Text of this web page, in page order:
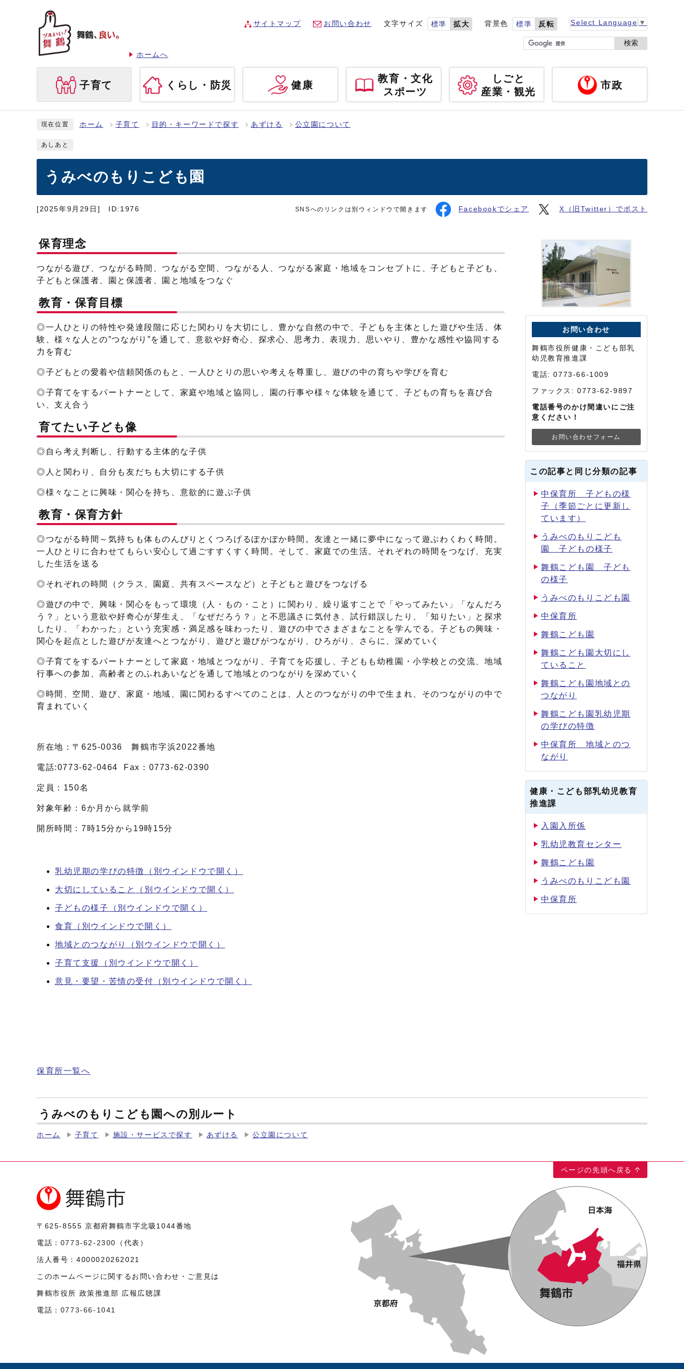
ホームへ
サイトマップ お問い合わせ 文字サイズ 標準 拡大 背景色 標準 反転 Select Language ▼
検索
子育て くらし・防災 健康
教育・文化
スポーツ
しごと
産業・観光
市政
現在位置 ホーム 子育て 目的・キーワードで探す あずける 公立園について
あしあと
うみべのもりこども園
[2025年9月29日] ID:1976 SNSへのリンクは別ウィンドウで開きます Facebookでシェア X（旧Twitter）でポスト
保育理念
つながる遊び、つながる時間、つながる空間、つながる人、つながる家庭・地域をコンセプトに、子どもと子ども、
子どもと保護者、園と保護者、園と地域をつなぐ
教育・保育目標
◎一人ひとりの特性や発達段階に応じた関わりを大切にし、豊かな自然の中で、子どもを主体とした遊びや生活、体
験、様々な人との”つながり”を通して、意欲や好奇心、探求心、思考力、表現力、思いやり、豊かな感性や協同する
力を育む
◎子どもとの愛着や信頼関係のもと、一人ひとりの思いや考えを尊重し、遊びの中の育ちや学びを育む
◎子育てをするパートナーとして、家庭や地域と協同し、園の行事や様々な体験を通じて、子どもの育ちを喜び合
い、支え合う
育てたい子ども像
◎自ら考え判断し、行動する主体的な子供
◎人と関わり、自分も友だちも大切にする子供
◎様々なことに興味・関心を持ち、意欲的に遊ぶ子供
教育・保育方針
◎つながる時間～気持ちも体ものんびりとくつろげるぽかぽか時間。友達と一緒に夢中になって遊ぶわくわく時間。
一人ひとりに合わせてもらい安心して過ごすすくすく時間。そして、家庭での生活。それぞれの時間をつなげ、充実
した生活を送る
◎それぞれの時間（クラス、園庭、共有スペースなど）と子どもと遊びをつなげる
◎遊びの中で、興味・関心をもって環境（人・もの・こと）に関わり、繰り返すことで「やってみたい」「なんだろ
う？」という意欲や好奇心が芽生え、「なぜだろう？」と不思議さに気付き、試行錯誤したり、「知りたい」と探求
したり、「わかった」という充実感・満足感を味わったり、遊びの中でさまざまなことを学んでる。子どもの興味・
関心を起点とした遊びが友達へとつながり、遊びと遊びがつながり、ひろがり、さらに、深めていく
◎子育てをするパートナーとして家庭・地域とつながり、子育てを応援し、子どもも幼稚園・小学校との交流、地域
行事への参加、高齢者とのふれあいなどを通して地域とのつながりを深めていく
◎時間、空間、遊び、家庭・地域、園に関わるすべてのことは、人とのつながりの中で生まれ、そのつながりの中で
育まれていく
所在地：〒625-0036 舞鶴市字浜2022番地
電話:0773-62-0464 Fax：0773-62-0390
定員：150名
対象年齢：6か月から就学前
開所時間：7時15分から19時15分
乳幼児期の学びの特徴 （別ウインドウで開く）
大切にしていること （別ウインドウで開く）
子どもの様子 （別ウインドウで開く）
食育 （別ウインドウで開く）
地域とのつながり （別ウインドウで開く）
子育て支援 （別ウインドウで開く）
意見・要望・苦情の受付 （別ウインドウで開く）
保育所一覧へ
お問い合わせ
舞鶴市役所健康・こども部乳
幼児教育推進課
電話: 0773-66-1009
ファックス: 0773-62-9897
電話番号のかけ間違いにご注
意ください！
お問い合わせフォーム
この記事と同じ分類の記事
中保育所 子どもの様
子（季節ごとに更新し
ています）
うみべのもりこども
園 子どもの様子
舞鶴こども園 子ども
の様子
うみべのもりこども園
中保育所
舞鶴こども園
舞鶴こども園大切にし
ていること
舞鶴こども園地域との
つながり
舞鶴こども園乳幼児期
の学びの特徴
中保育所 地域とのつ
ながり
健康・こども部乳幼児教育
推進課
入園入所係
乳幼児教育センター
舞鶴こども園
うみべのもりこども園
中保育所
うみべのもりこども園への別ルート
ホーム 子育て 施設・サービスで探す あずける 公立園について
ページの先頭へ戻る
〒625-8555 京都府舞鶴市字北吸1044番地
電話： 0773-62-2300 （代表）
法人番号： 4000020262021
このホームページに関するお問い合わせ・ご意見は
舞鶴市役所 政策推進部 広報広聴課
電話： 0773-66-1041